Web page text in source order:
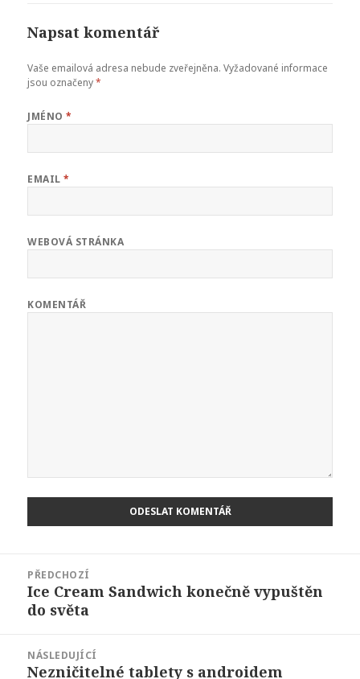
Napsat komentář
Vaše emailová adresa nebude zveřejněna. Vyžadované informace
jsou označeny*
JMÉNO*
EMAIL*
WEBOVÁ STRÁNKA
KOMENTÁŘ
příspěvek
PŘEDCHOZÍ
Předchozí
příspěvek:
Ice Cream Sandwich konečně vypuštěn
do světa
NÁSLEDUJÍCÍ
Následující
Nezničitelné tablety s androidem